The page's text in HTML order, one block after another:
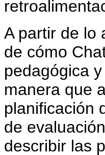
A partir de lo
de cómo
pedagógica
manera que
planificación
de
describir las